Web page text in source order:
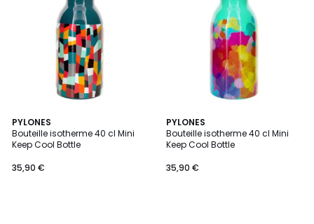
PYLONES
Bouteille isotherme 40 cl Mini
Keep Cool Bottle
35,90 €
PYLONES
Bouteille isotherme 40 cl Mini
Keep Cool Bottle
35,90 €